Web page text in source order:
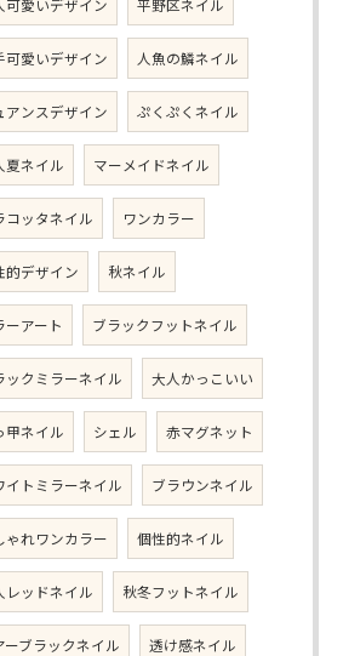
可愛いデザイン 平野区ネイル
可愛いデザイン 人魚の鱗ネイル
アンスデザイン ぷくぷくネイル
夏ネイル マーメイドネイル
コッタネイル ワンカラー
的デザイン 秋ネイル
ーアート ブラックフットネイル
ックミラーネイル 大人かっこいい
甲ネイル シェル 赤マグネット
イトミラーネイル ブラウンネイル
ゃれワンカラー 個性的ネイル
レッドネイル 秋冬フットネイル
ーブラックネイル 透け感ネイル